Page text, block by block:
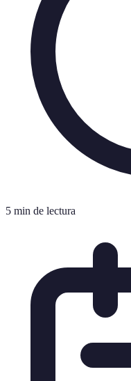
5 min de lectura